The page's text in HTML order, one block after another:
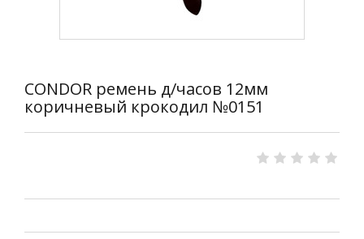
CONDOR ремень д/часов 12мм
коричневый крокодил №0151